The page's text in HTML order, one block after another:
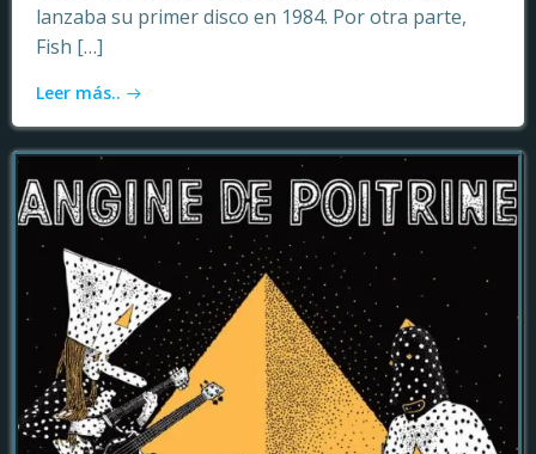
lanzaba su primer disco en 1984. Por otra parte,
Fish […]
Leer más..